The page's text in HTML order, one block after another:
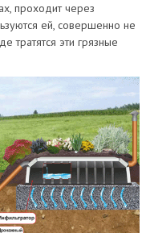
проходит через
ей, совершенно не
тратятся эти грязные